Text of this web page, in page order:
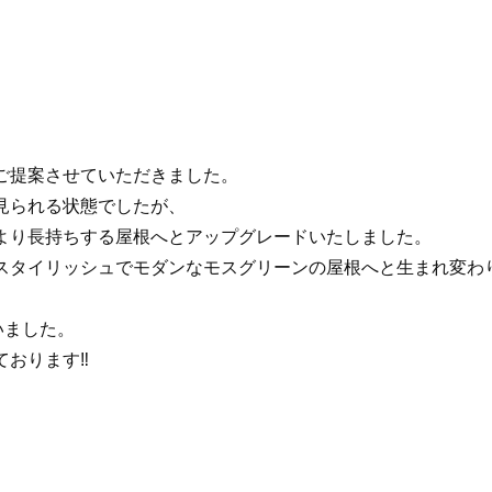
案させていただきました。
れる状態でしたが、
長持ちする屋根へとアップグレードいたしました。
イリッシュでモダンなモスグリーンの屋根へと生まれ変わ
した。
おります‼︎